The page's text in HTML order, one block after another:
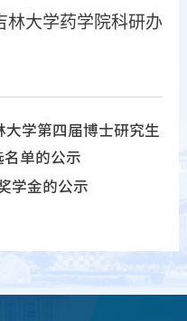
林大学药学院科研办
大学第四届博士研究生
单的公示
学金的公示